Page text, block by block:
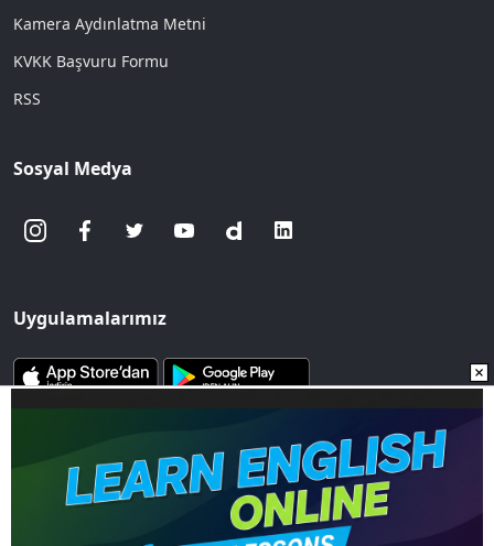
Kamera Aydınlatma Metni
KVKK Başvuru Formu
RSS
Sosyal Medya
Uygulamalarımız
www.sozcu.com.tr internet sitesinde yayınlanan yazı, haber ve
fotoğrafların her türlü telif hakkı Mega Ajans ve Rek. Tic. A.Ş'ye
aittir. İzin alınmadan, kaynak gösterilerek dahi